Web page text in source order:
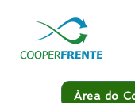
Área do